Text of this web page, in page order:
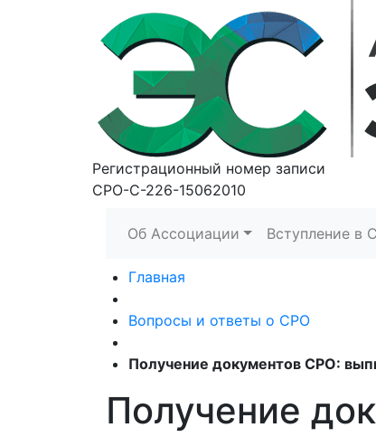
Регистрационный номер записи
СРО-С-226-15062010
Об Ассоциации Вступление в
Главная
Вопросы и ответы о СРО
Получение документов СРО:
Получение